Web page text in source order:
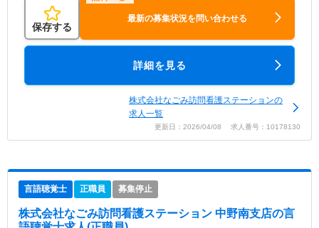
保存する
最新の募集状況を問い合わせる
詳細を見る
株式会社なごみ訪問看護ステーションの
求人一覧
更新日：2026/04/08 求人番号：10178130
言語聴覚士 正職員 募集停止
株式会社なごみ訪問看護ステーション 中野南支店の言